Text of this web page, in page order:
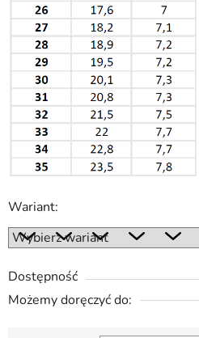
Wariant:
Dostępność
Możemy doręczyć do: